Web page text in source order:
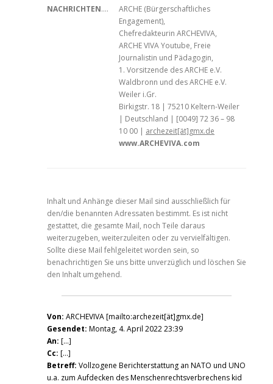
NACHRICHTEN….
ARCHE (Bürgerschaftliches
Engagement),
Chefredakteurin ARCHEVIVA,
ARCHE VIVA Youtube, Freie
Journalistin und Pädagogin,
1. Vorsitzende des ARCHE e.V.
Waldbronn und des ARCHE e.V.
Weiler i.Gr.
Birkigstr. 18 | 75210 Keltern-Weiler
| Deutschland | [0049] 72 36 – 98
10 00 | archezeit[ät]gmx.de
www.ARCHEVIVA.com
Inhalt und Anhänge dieser Mail sind ausschließlich für
den/die benannten Adressaten bestimmt. Es ist nicht
gestattet, die gesamte Mail, noch Teile daraus
weiterzugeben, weiterzuleiten oder zu vervielfältigen.
Sollte diese Mail fehlgeleitet worden sein, so
benachrichtigen Sie uns bitte unverzüglich und löschen Sie
den Inhalt umgehend.
Von: ARCHEVIVA [mailto:archezeit[ät]gmx.de]
Gesendet: Montag, 4. April 2022 23:39
An: […]
Cc: […]
Betreff: Vollzogene Berichterstattung an NATO und UNO
u.a. zum Aufdecken des Menschenrechtsverbrechens kid